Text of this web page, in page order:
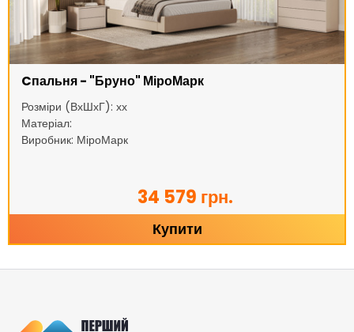
Cпальня - "Бруно" МіроМарк
Розміри (ВхШхГ): хх
Матеріал:
Виробник: МіроМарк
34 579 грн.
Купити